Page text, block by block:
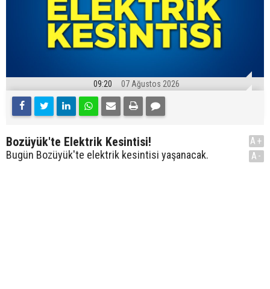
09:20 07 Ağustos 2026
Bozüyük'te Elektrik Kesintisi!
Bugün Bozüyük'te elektrik kesintisi yaşanacak.
A+
A-